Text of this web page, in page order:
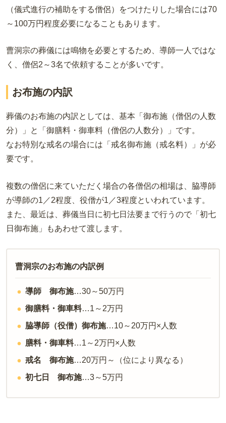
（儀式進行の補助をする僧侶）をつけたりした場合には70
～100万円程度必要になることもあります。
曹洞宗の葬儀には鳴物を必要とするため、導師一人ではな
く、僧侶2～3名で依頼することが多いです。
お布施の内訳
葬儀のお布施の内訳としては、基本「御布施（僧侶の人数
分）」と「御膳料・御車料（僧侶の人数分）」です。
なお特別な戒名の場合には「戒名御布施（戒名料）」が必
要です。
複数の僧侶に来ていただく場合の各僧侶の相場は、脇導師
が導師の1／2程度、役僧が1／3程度といわれています。
また、最近は、葬儀当日に初七日法要まで行うので「初七
日御布施」もあわせて渡します。
曹洞宗のお布施の内訳例
導師 御布施…30～50万円
御膳料・御車料…1～2万円
脇導師（役僧）御布施…10～20万円×人数
膳料・御車料…1～2万円×人数
戒名 御布施…20万円～（位により異なる）
初七日 御布施…3～5万円